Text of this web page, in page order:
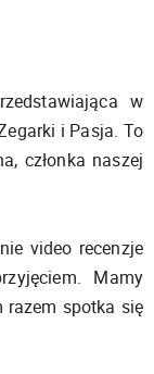
w
i Pasja. To
członka naszej
video recenzje
Mamy
razem spotka się